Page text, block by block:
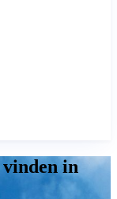
in